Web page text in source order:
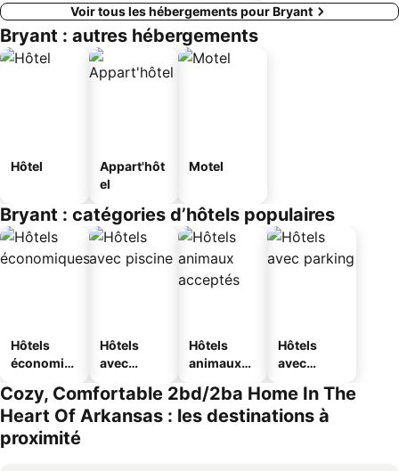
Voir tous les hébergements pour Bryant
Bryant : autres hébergements
Hôtel
Appart'hôt
el
Motel
Bryant : catégories d’hôtels populaires
Hôtels
économiq
Hôtels
avec
Hôtels
animaux
Hôtels
avec
Cozy, Comfortable 2bd/2ba Home In The
Heart Of Arkansas : les destinations à
proximité